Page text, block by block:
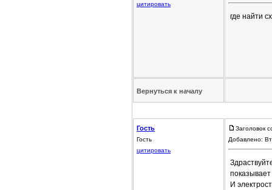
цитировать
где найти
Вернуться к началу
Гость
Гость
цитировать
Заголовок
Добавлено:
И